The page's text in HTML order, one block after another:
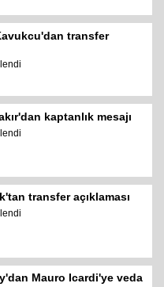
transfer
kaptanlık mesajı
transfer açıklaması
Mauro Icardi'ye veda